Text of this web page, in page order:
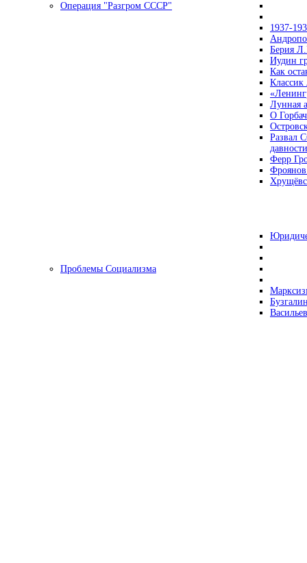
Операция "Разгром СССР"
1937-
Берия
Иудин
Как
Лунная
О
Развал
давности
Ферр
Проблемы Социализма